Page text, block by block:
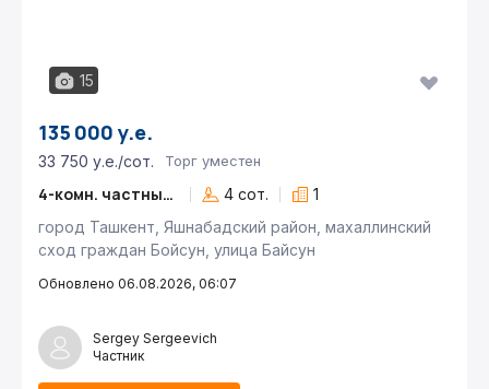
15
135 000 у.е.
33 750 у.е./сот. Торг уместен
4-комн. частный дом 4 сот.
1
город Ташкент, Яшнабадский район, махаллинский
сход граждан Бойсун, улица Байсун
Обновлено 06.08.2026, 06:07
Sergey Sergeevich
Частник